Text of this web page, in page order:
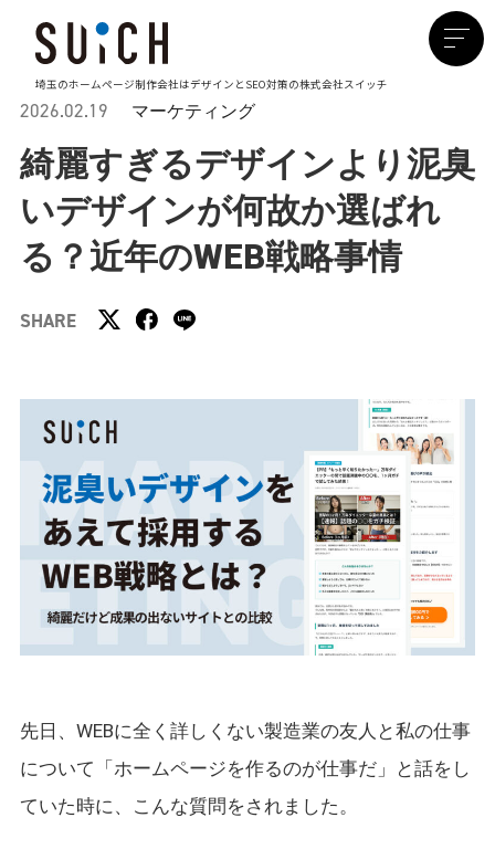
埼玉のホームページ制作会社はデザインとSEO対策の株式会社スイッチ
2026.02.19 マーケティング
綺麗すぎるデザインより泥臭
いデザインが何故か選ばれ
る？近年のWEB戦略事情
SHARE
先日、WEBに全く詳しくない製造業の友人と私の仕事
について「ホームページを作るのが仕事だ」と話をし
ていた時に、こんな質問をされました。